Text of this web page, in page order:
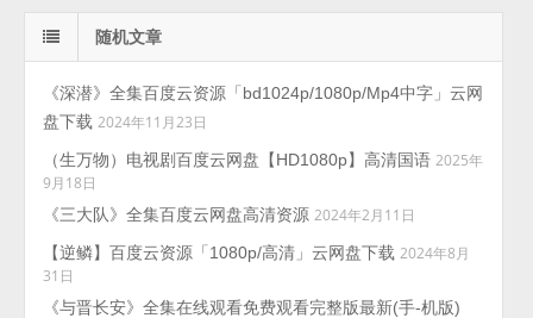
随机文章
《深潜》全集百度云资源「bd1024p/1080p/Mp4中字」云网
盘下载 2024年11月23日
（生万物）电视剧百度云网盘【HD1080p】高清国语 2025年
9月18日
《三大队》全集百度云网盘高清资源 2024年2月11日
【逆鳞】百度云资源「1080p/高清」云网盘下载 2024年8月
31日
《与晋长安》全集在线观看免费观看完整版最新(手-机版)